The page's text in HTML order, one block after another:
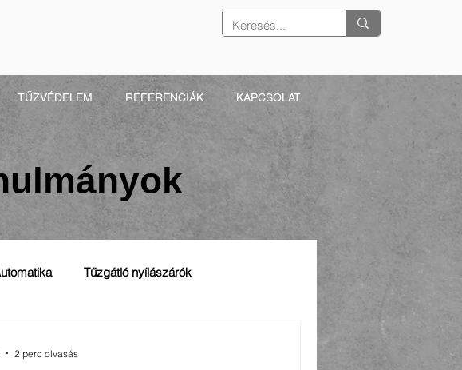
TŰZVÉDELEM REFERENCIÁK KAPCSOLAT
Tűzgátló nyílászárók
2 perc olvasás